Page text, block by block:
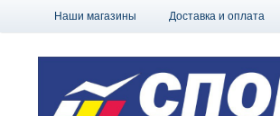
Наши магазины Доставка и оплата